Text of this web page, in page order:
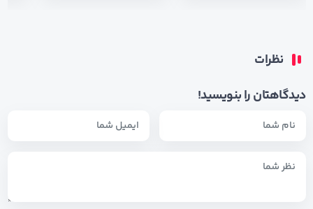
نظرات
دیدگاهتان را بنویسید!